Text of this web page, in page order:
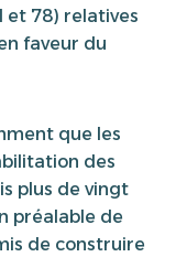
et 78) relatives
faveur du
que les
des
plus de vingt
préalable de
de construire